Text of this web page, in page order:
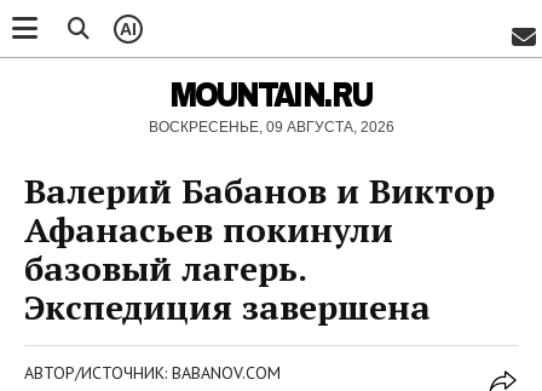
AI
MOUNTAIN.RU
ВОСКРЕСЕНЬЕ, 09 АВГУСТА, 2026
Валерий Бабанов и Виктор
Афанасьев покинули
базовый лагерь.
Экспедиция завершена
АВТОР/ИСТОЧНИК: BABANOV.COM